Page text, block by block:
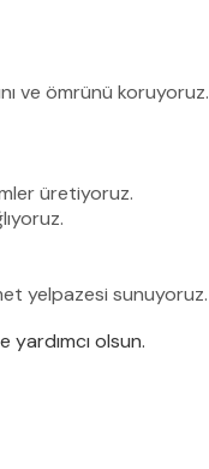
ve ömrünü koruyoruz.
üretiyoruz.
yelpazesi sunuyoruz.
yardımcı olsun.